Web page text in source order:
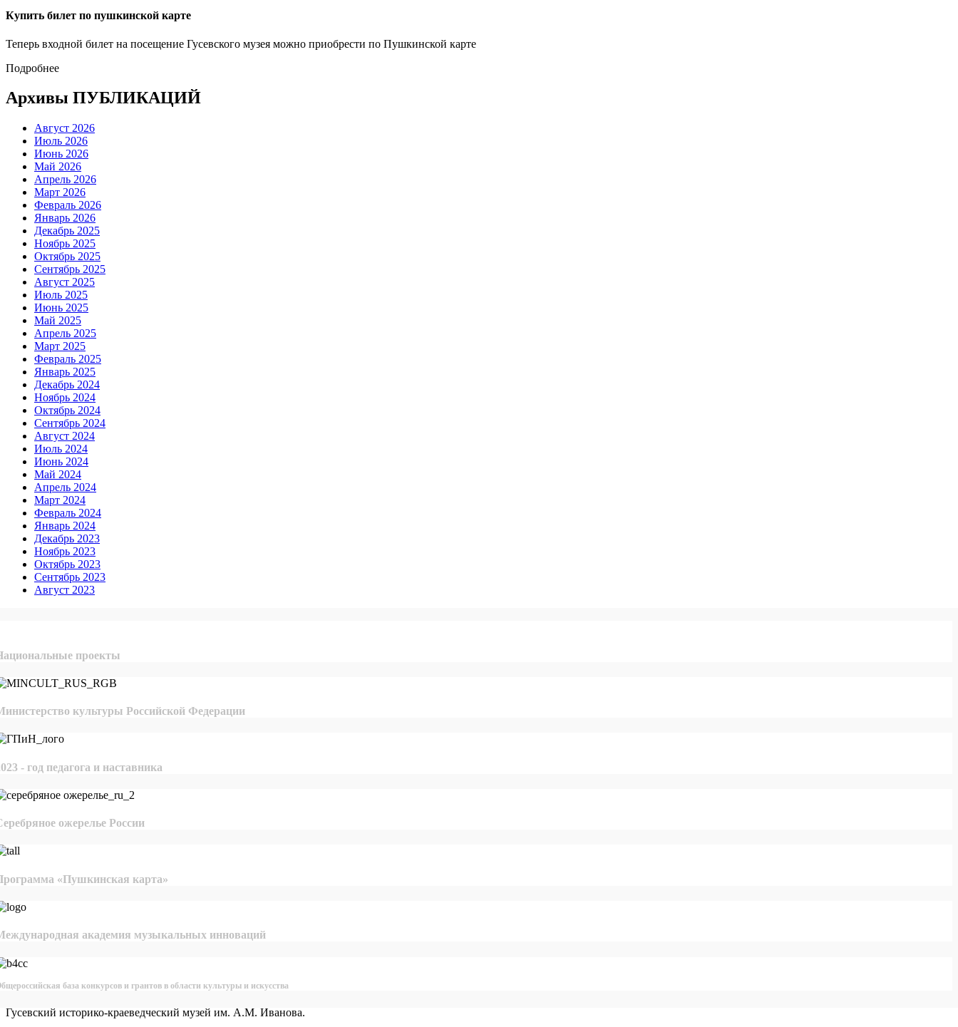
Купить билет по пушкинской карте
Теперь входной билет на посещение Гусевского музея можно приобрести по Пушкинской карте
Подробнее
Архивы ПУБЛИКАЦИЙ
Август 2026
Июль 2026
Июнь 2026
Май 2026
Апрель 2026
Март 2026
Февраль 2026
Январь 2026
Декабрь 2025
Ноябрь 2025
Октябрь 2025
Сентябрь 2025
Август 2025
Июль 2025
Июнь 2025
Май 2025
Апрель 2025
Март 2025
Февраль 2025
Январь 2025
Декабрь 2024
Ноябрь 2024
Октябрь 2024
Сентябрь 2024
Август 2024
Июль 2024
Июнь 2024
Май 2024
Апрель 2024
Март 2024
Февраль 2024
Январь 2024
Декабрь 2023
Ноябрь 2023
Октябрь 2023
Сентябрь 2023
Август 2023
проекты
культуры Российской Федерации
- год педагога и наставника
ожерелье России
«Пушкинская карта»
академия музыкальных инноваций
база конкурсов и грантов в области культуры и искусства
Гусевский историко-краеведческий музей им. А.М. Иванова.